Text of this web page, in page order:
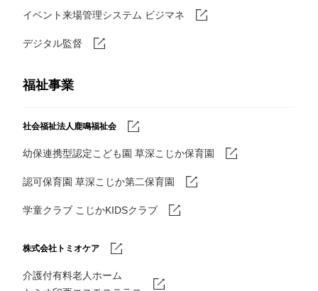
イベント来場管理システム ビジマネ
デジタル監督
福祉事業
社会福祉法人鹿鳴福祉会
幼保連携型認定こども園 草深こじか保育園
認可保育園 草深こじか第二保育園
学童クラブ こじかKIDSクラブ
株式会社トミオケア
介護付有料老人ホーム